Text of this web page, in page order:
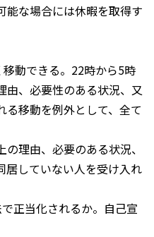
能な場合には休暇を取得す
動できる。22時から5時
由、必要性のある状況、又
る移動を例外として、全て
理由、必要のある状況、
居していない人を受け入れ
正当化されるか。自己宣